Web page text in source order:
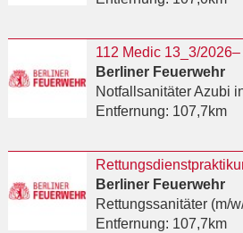
Berliner Feuerwehr
Notfallsanitäter Azubi
Entfernung: 107,7km
Berliner Feuerwehr
Rettungssanitäter (m/
Entfernung: 107,7km